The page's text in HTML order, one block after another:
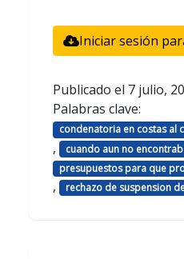
Iniciar sesión
Publicado el 7 julio,
Palabras clave:
condenatoria en costas
, cuando aun no
presupuestos para que
, rechazo de suspension